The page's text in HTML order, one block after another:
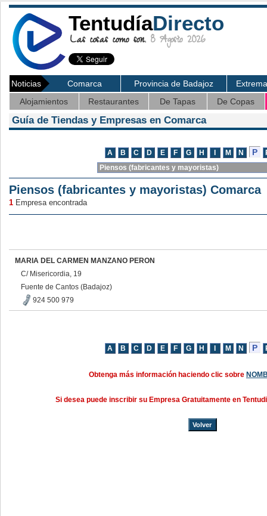
TentudíaDirecto
Las cosas como son. 8 Agosto 2026
Noticias Comarca Provincia de Badajoz
Alojamientos
Restaurantes De Tapas De Copas
Guía de Tiendas y Empresas en Comarca
Piensos (fabricantes y mayoristas) Comarca
1 Empresa encontrada
MARIA DEL CARMEN MANZANO PERON
C/ Misericordia, 19
Fuente de Cantos (Badajoz)
924 500 979
Obtenga más información haciendo clic sobre
Si desea puede inscribir su Empresa Gratuitamente en
Volver